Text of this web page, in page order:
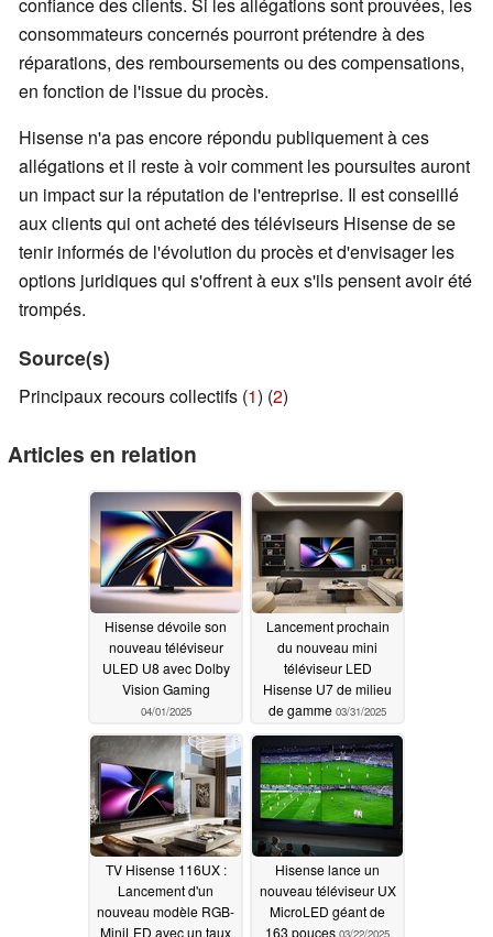
consommateurs concernés pourront prétendre à des
réparations, des remboursements ou des compensations,
en fonction de l'issue du procès.
Hisense n'a pas encore répondu publiquement à ces
allégations et il reste à voir comment les poursuites auront
un impact sur la réputation de l'entreprise. Il est conseillé
aux clients qui ont acheté des téléviseurs Hisense de se
tenir informés de l'évolution du procès et d'envisager les
options juridiques qui s'offrent à eux s'ils pensent avoir été
trompés.
Source(s)
Principaux recours collectifs (1) (2)
Articles en relation
Hisense dévoile son
nouveau téléviseur
ULED U8 avec Dolby
Vision Gaming
04/01/2025
Lancement prochain
du nouveau mini
téléviseur LED
Hisense U7 de milieu
de gamme 03/31/2025
TV Hisense 116UX :
Lancement d'un
nouveau modèle RGB-
MiniLED avec un taux
Hisense lance un
nouveau téléviseur UX
MicroLED géant de
163 pouces